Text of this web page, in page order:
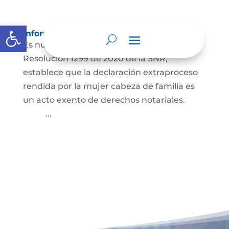
Abrir barra de herramientas
Información para Mujeres.
Es nuestro deber informar que La
Resolución 1299 de 2020 de la SNR,
establece que la declaración extraproceso
rendida por la mujer cabeza de familia es
un acto exento de derechos notariales.
...